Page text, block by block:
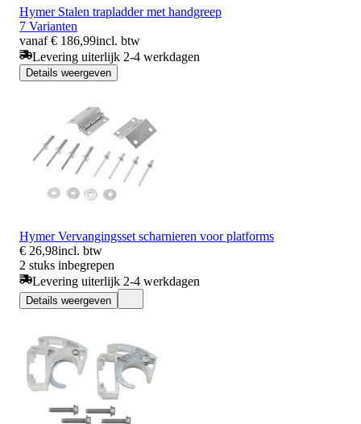
Hymer Stalen trapladder met handgreep
7 Varianten
vanaf € 186,99incl. btw
Levering uiterlijk 2-4 werkdagen
Details weergeven
Hymer Vervangingsset scharnieren voor platforms
€ 26,98incl. btw
2 stuks inbegrepen
Levering uiterlijk 2-4 werkdagen
Details weergeven